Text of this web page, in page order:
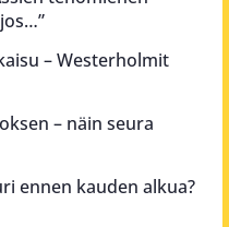
– Westerholmit
– näin seura
ennen kauden alkua?